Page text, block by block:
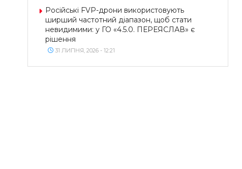
Російські FVP-дрони використовують
ширший частотний діапазон, щоб стати
невидимими: у ГО «4.5.0. ПЕРЕЯСЛАВ» є
рішення
31 ЛИПНЯ, 2026 - 12:21